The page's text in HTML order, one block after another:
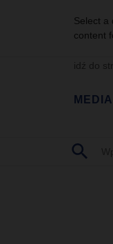
Select a
content
idź do